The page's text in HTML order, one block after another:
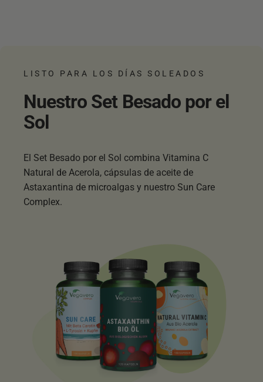
LISTO PARA LOS DÍAS SOLEADOS
Nuestro Set Besado por el
Sol
El Set Besado por el Sol combina Vitamina C
Natural de Acerola, cápsulas de aceite de
Astaxantina de microalgas y nuestro Sun Care
Complex.